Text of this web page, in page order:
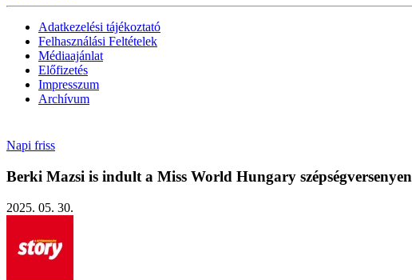
Adatkezelési tájékoztató
Felhasználási Feltételek
Médiaajánlat
Előfizetés
Impresszum
Archívum
Napi friss
Berki Mazsi is indult a Miss World Hungary szépségversenyen
2025. 05. 30.